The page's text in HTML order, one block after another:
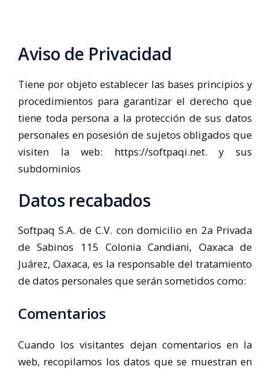
Aviso de Privacidad
Tiene por objeto establecer las bases principios y
procedimientos para garantizar el derecho que
tiene toda persona a la protección de sus datos
personales en posesión de sujetos obligados que
visiten la web: https://softpaqi.net. y sus
subdominios
Datos recabados
Softpaq S.A. de C.V. con domicilio en 2a Privada
de Sabinos 115 Colonia Candiani, Oaxaca de
Juárez, Oaxaca, es la responsable del tratamiento
de datos personales que serán sometidos como:
Comentarios
Cuando los visitantes dejan comentarios en la
web, recopilamos los datos que se muestran en